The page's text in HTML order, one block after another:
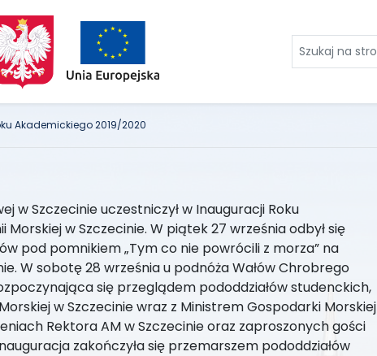
Szukaj
na
Akademickiego 2019/2020
w Szczecinie uczestniczył w Inauguracji Roku
w Szczecinie. W piątek 27 września odbył się
pod pomnikiem „Tym co nie powrócili z morza” na
W sobotę 28 września u podnóża Wałów Chrobrego
się przeglądem pododdziałów studenckich,
w Szczecinie wraz z Ministrem Gospodarki Morskiej
Rektora AM w Szczecinie oraz zaproszonych gości
zakończyła się przemarszem pododdziałów